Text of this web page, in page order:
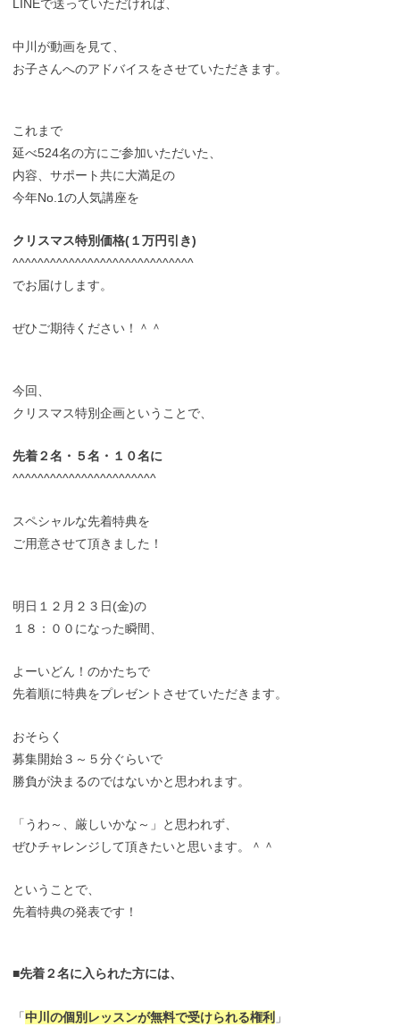
LINEで送っていただければ、
中川が動画を見て、
お子さんへのアドバイスをさせていただきます。
これまで
延べ524名の方にご参加いただいた、
内容、サポート共に大満足の
今年No.1の人気講座を
クリスマス特別価格(１万円引き)
^^^^^^^^^^^^^^^^^^^^^^^^^^^^^
でお届けします。
ぜひご期待ください！＾＾
今回、
クリスマス特別企画ということで、
先着２名・５名・１０名に
^^^^^^^^^^^^^^^^^^^^^^^
スペシャルな先着特典を
ご用意させて頂きました！
明日１２月２３日(金)の
１８：００になった瞬間、
よーいどん！のかたちで
先着順に特典をプレゼントさせていただきます。
おそらく
募集開始３～５分ぐらいで
勝負が決まるのではないかと思われます。
「うわ～、厳しいかな～」と思われず、
ぜひチャレンジして頂きたいと思います。＾＾
ということで、
先着特典の発表です！
■先着２名に入られた方には、
「中川の個別レッスンが無料で受けられる権利 」